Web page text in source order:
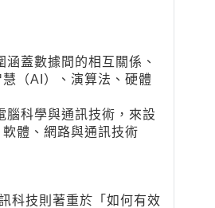
蓋數據間的相互關係、
（AI）、演算法、硬體
腦科學與通訊技術，來設
體、網路與通訊技術
科技則著重於「如何有效